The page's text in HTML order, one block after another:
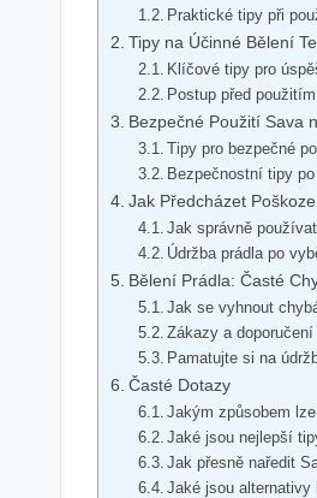
Praktické tipy při
Tipy na Účinné Bělení
Klíčové tipy pro
Postup před
Bezpečné Použití Sava
Tipy pro bezpečné
Bezpečnostní tipy
Jak Předcházet
Jak správně
Údržba prádla po
Bělení Prádla: Časté
Jak se vyhnout
Zákazy a doporučení
Pamatujte si na
Časté Dotazy
Jakým způsobem
Jaké jsou nejlepší
Jak přesně naředit
Jaké jsou alternativy